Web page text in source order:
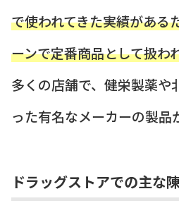
で使われてきた実績がある
ーンで定番商品として扱わ
多くの店舗で、健栄製薬や
った有名なメーカーの製品
ドラッグストアでの主な